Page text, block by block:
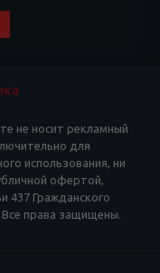
не носит рекламный
для
использования, ни
офертой,
437 Гражданского
права защищены.